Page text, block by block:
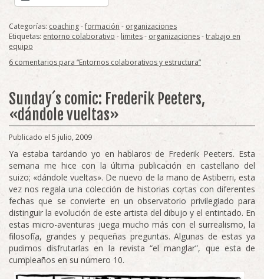
Categorías: coaching-formación - organizaciones
Etiquetas: entorno colaborativo - limites- organizaciones-trabajo en
equipo
6 comentarios para “Entornos colaborativos y estructura”
Sunday´s comic: Frederik Peeters,
«dándole vueltas»
Publicado el 5 julio, 2009
Ya estaba tardando yo en hablaros de Frederik Peeters. Esta
semana me hice con la última publicación en castellano del
suizo; «dándole vueltas». De nuevo de la mano de Astiberri, esta
vez nos regala una colección de historias cortas con diferentes
fechas que se convierte en un observatorio privilegiado para
distinguir la evolución de este artista del dibujo y el entintado. En
estas micro-aventuras juega mucho más con el surrealismo, la
filosofía, grandes y pequeñas preguntas. Algunas de estas ya
pudimos disfrutarlas en la revista “el manglar”, que esta de
cumpleaños en su número 10.